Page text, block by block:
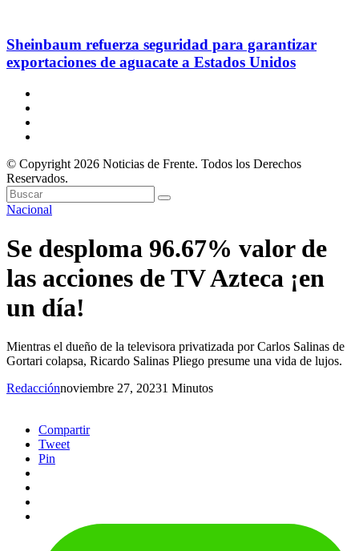
Sheinbaum refuerza seguridad para garantizar
exportaciones de aguacate a Estados Unidos
© Copyright 2026 Noticias de Frente. Todos los Derechos
Reservados.
Nacional
Se desploma 96.67% valor de
las acciones de TV Azteca ¡en
un día!
Mientras el dueño de la televisora privatizada por Carlos Salinas de
Gortari colapsa, Ricardo Salinas Pliego presume una vida de lujos.
Redacciónnoviembre 27, 20231 Minutos
Compartir
Tweet
Pin